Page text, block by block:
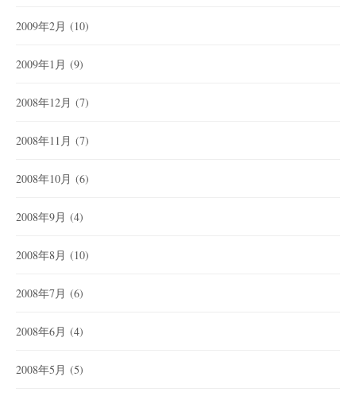
2009年2月 (10)
2009年1月 (9)
2008年12月 (7)
2008年11月 (7)
2008年10月 (6)
2008年9月 (4)
2008年8月 (10)
2008年7月 (6)
2008年6月 (4)
2008年5月 (5)